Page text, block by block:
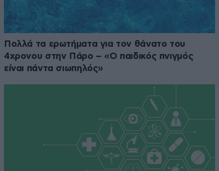
Πολλά τα ερωτήματα για τον θάνατο του
4χρονου στην Πάρο – «Ο παιδικός πνιγμός
είναι πάντα σιωπηλός»